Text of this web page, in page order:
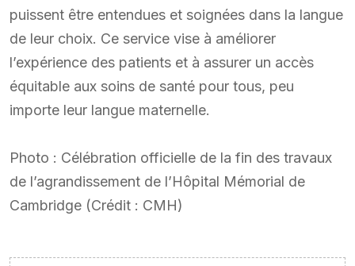
puissent être entendues et soignées dans la langue
de leur choix. Ce service vise à améliorer
l’expérience des patients et à assurer un accès
équitable aux soins de santé pour tous, peu
importe leur langue maternelle.
Photo : Célébration officielle de la fin des travaux
de l’agrandissement de l’Hôpital Mémorial de
Cambridge (Crédit : CMH)